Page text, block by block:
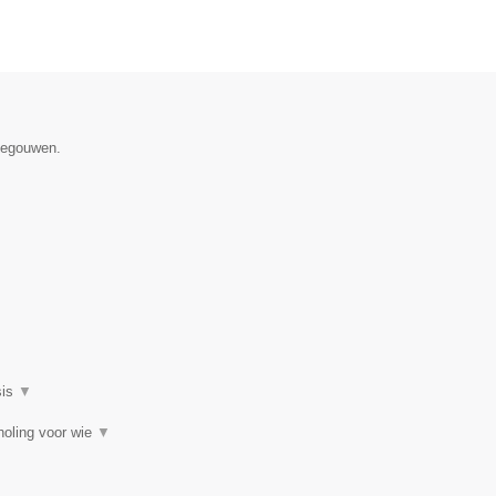
▼
voor wie ▼